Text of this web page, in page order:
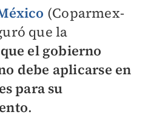
(Coparmex-
que la
el gobierno
debe aplicarse en
para su
.